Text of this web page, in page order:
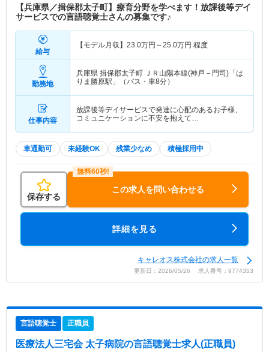
【兵庫県／揖保郡太子町】療育分野を学べます！放課後等デイ
サービスでの言語聴覚士さんの募集です♪
給与
【モデル月収】 23.0万円～25.0万円 程度
勤務地
兵庫県 揖保郡太子町 ＪＲ山陽本線(神戸－門司)「は
りま勝原駅」（バス・車8分）
仕事内容
放課後等デイサービスで発達に心配のあるお子様、
コミュニケーションに不安を抱えて…
車通勤可 未経験OK 残業少なめ 積極採用中
保存する
この求人を問い合わせる
詳細を見る
キャレオス株式会社の求人一覧
更新日：2026/05/26 求人番号：9774353
言語聴覚士 正職員
医療法人三宅会 太子病院の言語聴覚士求人(正職員)